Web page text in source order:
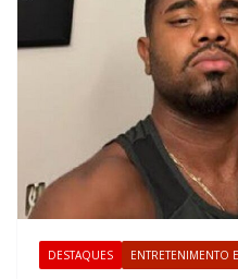
DESTAQUES ENTRETENIMENTO